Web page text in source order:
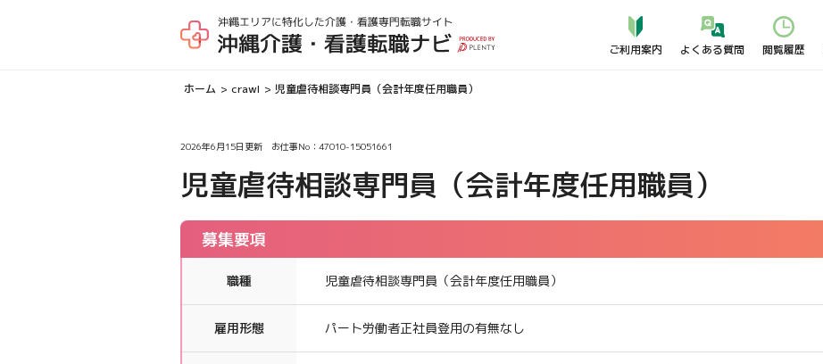
ご利用案内 よくある質問 閲覧履歴
ホーム crawl 児童虐待相談専門員（会計年度任用職員）
2026年6月15日 更新 お仕事No：47010-15051661
児童虐待相談専門員（会計年度任用職員）
募集要項
職種 児童虐待相談専門員（会計年度任用職員）
雇用形態 パート労働者正社員登用の有無なし